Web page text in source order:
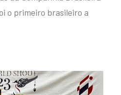
o primeiro brasileiro a